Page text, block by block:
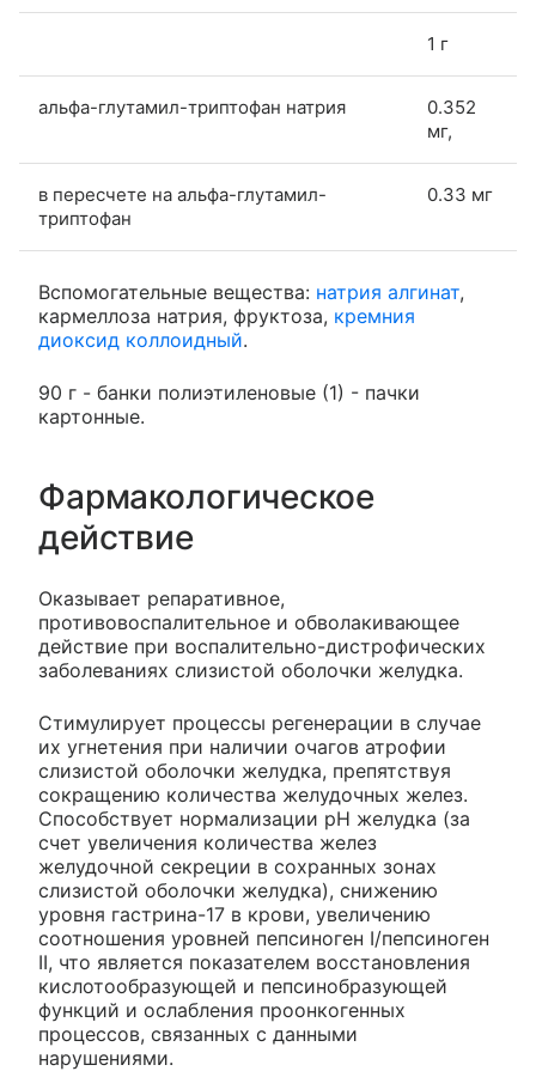
1 г
альфа-глутамил-триптофан натрия
0.352
мг,
в пересчете на альфа-глутамил-
триптофан
0.33 мг
Вспомогательные вещества: натрия алгинат,
кармеллоза натрия, фруктоза, кремния
диоксид коллоидный.
90 г - банки полиэтиленовые (1) - пачки
картонные.
Фармакологическое
действие
Оказывает репаративное,
противовоспалительное и обволакивающее
действие при воспалительно-дистрофических
заболеваниях слизистой оболочки желудка.
Стимулирует процессы регенерации в случае
их угнетения при наличии очагов атрофии
слизистой оболочки желудка, препятствуя
сокращению количества желудочных желез.
Способствует нормализации рН желудка (за
счет увеличения количества желез
желудочной секреции в сохранных зонах
слизистой оболочки желудка), снижению
уровня гастрина-17 в крови, увеличению
соотношения уровней пепсиноген I/пепсиноген
II, что является показателем восстановления
кислотообразующей и пепсинобразующей
функций и ослабления проонкогенных
процессов, связанных с данными
нарушениями.